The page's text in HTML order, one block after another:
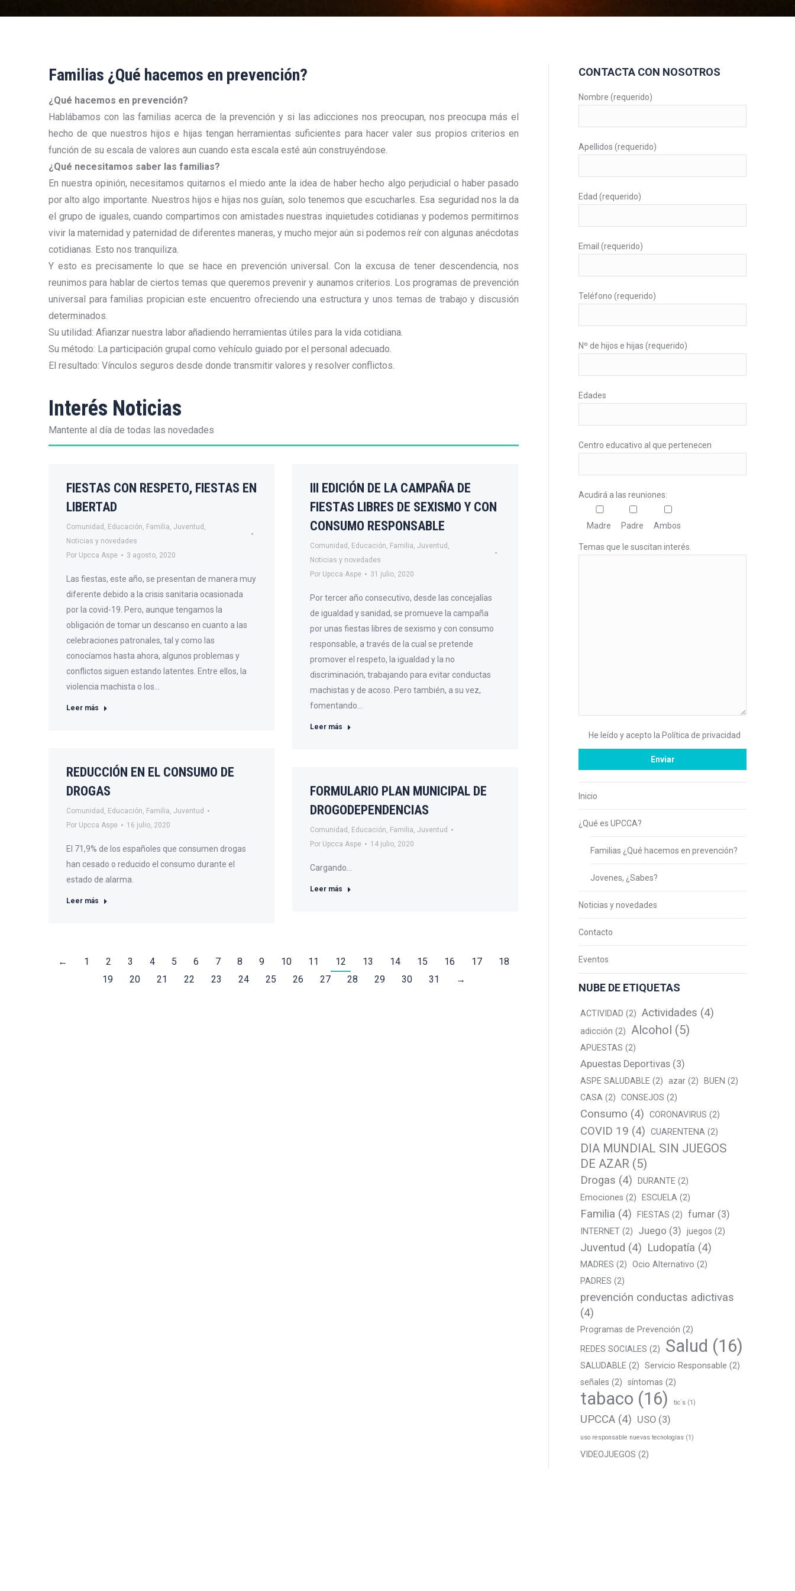
Familias ¿Qué hacemos en prevención?
¿Qué hacemos en prevención?
Hablábamos con las familias acerca de la prevención y si las adicciones nos preocupan, nos preocupa más el
hecho de que nuestros hijos e hijas tengan herramientas suficientes para hacer valer sus propios criterios en
función de su escala de valores aun cuando esta escala esté aún construyéndose.
¿Qué necesitamos saber las familias?
En nuestra opinión, necesitamos quitarnos el miedo ante la idea de haber hecho algo perjudicial o haber pasado
por alto algo importante. Nuestros hijos e hijas nos guían, solo tenemos que escucharles. Esa seguridad nos la da
el grupo de iguales, cuando compartimos con amistades nuestras inquietudes cotidianas y podemos permitirnos
vivir la maternidad y paternidad de diferentes maneras, y mucho mejor aún si podemos reír con algunas anécdotas
cotidianas. Esto nos tranquiliza.
Y esto es precisamente lo que se hace en prevención universal. Con la excusa de tener descendencia, nos
reunimos para hablar de ciertos temas que queremos prevenir y aunamos criterios. Los programas de prevención
universal para familias propician este encuentro ofreciendo una estructura y unos temas de trabajo y discusión
determinados.
Su utilidad: Afianzar nuestra labor añadiendo herramientas útiles para la vida cotidiana.
Su método: La participación grupal como vehículo guiado por el personal adecuado.
El resultado: Vínculos seguros desde donde transmitir valores y resolver conflictos.
Interés Noticias
Mantente al día de todas las novedades
FIESTAS CON RESPETO, FIESTAS EN
LIBERTAD
Comunidad , Educación, Familia, Juventud ,
Noticias y novedades
Por Upcca Aspe 3 agosto, 2020
Las fiestas, este año, se presentan de manera muy
diferente debido a la crisis sanitaria ocasionada
por la covid-19. Pero, aunque tengamos la
obligación de tomar un descanso en cuanto a las
celebraciones patronales, tal y como las
conocíamos hasta ahora, algunos problemas y
conflictos siguen estando latentes. Entre ellos, la
violencia machista o los…
Leer más
III EDICIÓN DE LA CAMPAÑA DE
FIESTAS LIBRES DE SEXISMO Y CON
CONSUMO RESPONSABLE
Comunidad , Educación, Familia, Juventud ,
Noticias y novedades
Por Upcca Aspe 31 julio, 2020
Por tercer año consecutivo, desde las concejalías
de igualdad y sanidad, se promueve la campaña
por unas fiestas libres de sexismo y con consumo
responsable, a través de la cual se pretende
promover el respeto, la igualdad y la no
discriminación, trabajando para evitar conductas
machistas y de acoso. Pero también, a su vez,
fomentando…
Leer más
REDUCCIÓN EN EL CONSUMO DE
DROGAS
Comunidad , Educación, Familia, Juventud
Por Upcca Aspe 16 julio, 2020
El 71,9% de los españoles que consumen drogas
han cesado o reducido el consumo durante el
estado de alarma.
Leer más
FORMULARIO PLAN MUNICIPAL DE
DROGODEPENDENCIAS
Comunidad , Educación, Familia, Juventud
Por Upcca Aspe 14 julio, 2020
Cargando…
Leer más
← 1 2 3 4 5 6 7 8 9 10 11 12 13 14 15 16 17
18
19
20 21 22 23 24 25 26 27 28 29 30 31 →
CONTACTA CON NOSOTROS
Nombre (requerido)
Apellidos (requerido)
Edad (requerido)
Email (requerido)
Teléfono (requerido)
Nº de hijos e hijas (requerido)
Edades
Centro educativo al que pertenecen
Acudirá a las reuniones:
Madre Padre Ambos
Temas que le suscitan interés.
He leído y acepto la Política de privacidad
Inicio
¿Qué es UPCCA?
Familias ¿Qué hacemos en prevención?
Jovenes, ¿Sabes?
Noticias y novedades
Contacto
Eventos
NUBE DE ETIQUETAS
ACTIVIDAD (2) Actividades (4)
adicción (2) Alcohol (5)
APUESTAS (2)
Apuestas Deportivas (3)
ASPE SALUDABLE (2) azar (2) BUEN (2)
CASA (2) CONSEJOS (2)
Consumo (4) CORONAVIRUS (2)
COVID 19 (4) CUARENTENA (2)
DIA MUNDIAL SIN JUEGOS
DE AZAR (5)
Drogas (4) DURANTE (2)
Emociones (2) ESCUELA (2)
Familia (4) FIESTAS (2) fumar (3)
INTERNET (2) Juego (3) juegos (2)
Juventud (4) Ludopatía (4)
MADRES (2) Ocio Alternativo (2)
PADRES (2)
prevención conductas adictivas
(4)
Programas de Prevención (2)
REDES SOCIALES (2) Salud (16)
SALUDABLE (2) Servicio Responsable (2)
señales (2) síntomas (2)
tabaco (16) tic´s (1)
UPCCA (4) USO (3)
uso responsable nuevas tecnologías (1)
VIDEOJUEGOS (2)